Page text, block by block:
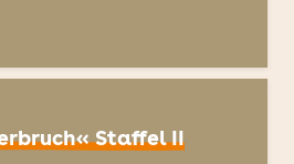
Staffel II